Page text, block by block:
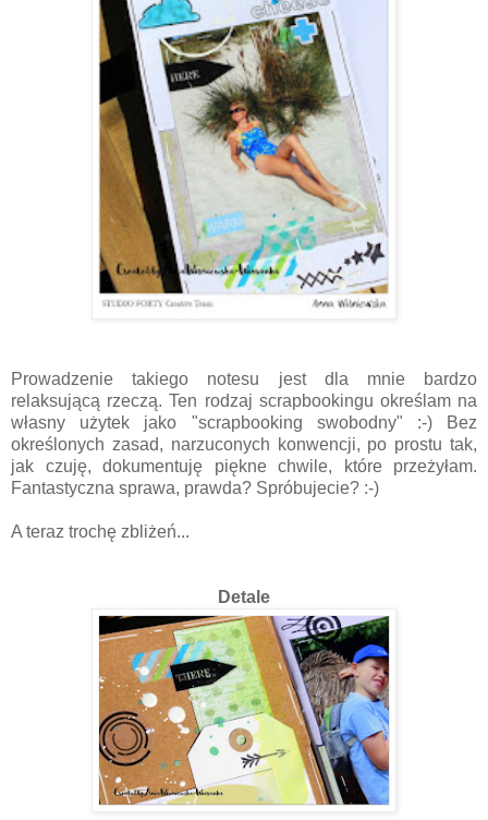
Prowadzenie takiego notesu jest dla mnie bardzo
relaksującą rzeczą. Ten rodzaj scrapbookingu określam na
własny użytek jako "scrapbooking swobodny" :-) Bez
określonych zasad, narzuconych konwencji, po prostu tak,
jak czuję, dokumentuję piękne chwile, które przeżyłam.
Fantastyczna sprawa, prawda? Spróbujecie? :-)
A teraz trochę zbliżeń...
Detale